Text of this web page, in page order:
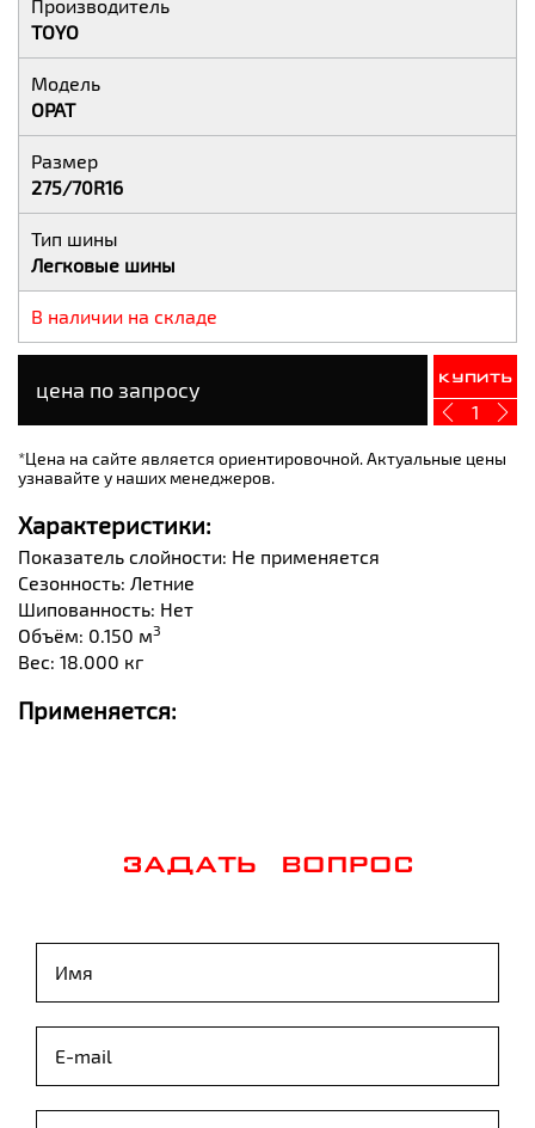
Производитель
TOYO
Модель
OPAT
Размер
275/70R16
Тип шины
Легковые шины
В наличии на складе
цена по запросу Купить
1
*Цена на сайте является ориентировочной. Актуальные цены
узнавайте у наших менеджеров.
Характеристики:
Показатель слойности: Не применяется
Сезонность: Летние
Шипованность: Нет
Объём: 0.150 м3
Вес: 18.000 кг
Применяется:
ЗАДАТЬ ВОПРОС